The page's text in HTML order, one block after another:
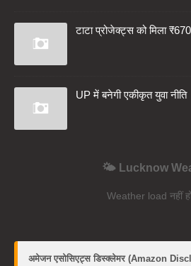
टाटा प्रोजेक्ट्स को मिला
UP में बनेगी एकीकृत युवा नीति
🌤️ Lucknow
Weather load नहीं हो
अमेजन एसोसिएट्स डिस्क्लेमर (Amazon